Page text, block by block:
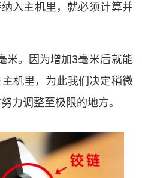
入主机里 ， 就必须计算并
米。 因为增加3毫米后就能
机里 ， 为此我们决定稍微
力调整至极限的地方。